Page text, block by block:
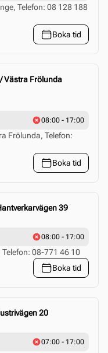
Telefon: 08 128 188
Boka tid
Västra Frölunda
08:00 - 17:00
Frölunda, Telefon:
Boka tid
39
08:00 - 17:00
08-771 46 10
Boka tid
20
07:00 - 17:00